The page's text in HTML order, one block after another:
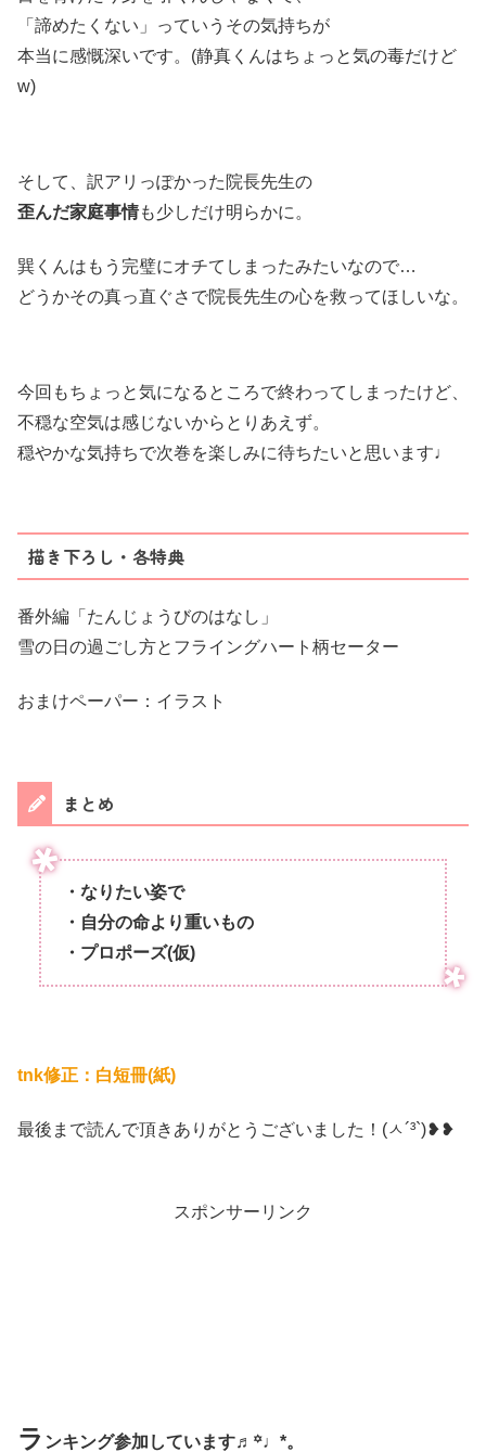
「諦めたくない」っていうその気持ちが
本当に感慨深いです。(静真くんはちょっと気の毒だけど
w)
そして、訳アリっぽかった院長先生の
歪んだ家庭事情も少しだけ明らかに。
巽くんはもう完璧にオチてしまったみたいなので…
どうかその真っ直ぐさで院長先生の心を救ってほしいな。
今回もちょっと気になるところで終わってしまったけど、
不穏な空気は感じないからとりあえず。
穏やかな気持ちで次巻を楽しみに待ちたいと思います♩
描き下ろし・各特典
番外編「たんじょうびのはなし」
雪の日の過ごし方とフライングハート柄セーター
おまけペーパー：イラスト
まとめ
・なりたい姿で
・自分の命より重いもの
・プロポーズ(仮)
tnk修正：白短冊(紙)
最後まで読んで頂きありがとうございました！(ㅅ´³`)❥❥
スポンサーリンク
ラ ンキング参加しています♬꙳♩*。